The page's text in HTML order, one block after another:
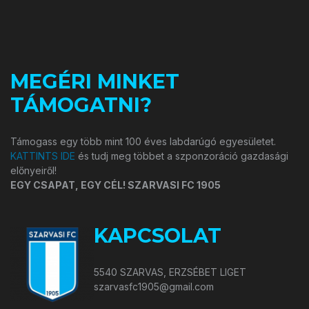
MEGÉRI MINKET
TÁMOGATNI?
Támogass egy több mint 100 éves labdarúgó egyesületet.
KATTINTS IDE és tudj meg többet a szponzoráció gazdasági
előnyeiről!
EGY CSAPAT, EGY CÉL! SZARVASI FC 1905
KAPCSOLAT
5540 SZARVAS, ERZSÉBET LIGET
szarvasfc1905@gmail.com